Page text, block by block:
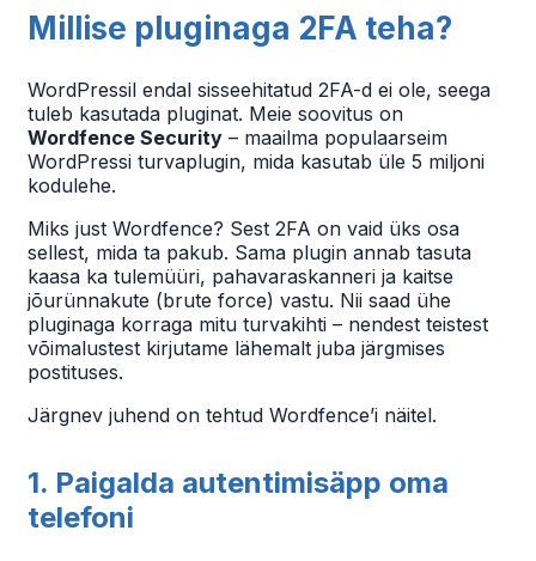
Millise pluginaga 2FA teha?
WordPressil endal sisseehitatud 2FA-d ei ole, seega
tuleb kasutada pluginat. Meie soovitus on
Wordfence Security – maailma populaarseim
WordPressi turvaplugin, mida kasutab üle 5 miljoni
kodulehe.
Miks just Wordfence? Sest 2FA on vaid üks osa
sellest, mida ta pakub. Sama plugin annab tasuta
kaasa ka tulemüüri, pahavaraskanneri ja kaitse
jõurünnakute (brute force) vastu. Nii saad ühe
pluginaga korraga mitu turvakihti – nendest teistest
võimalustest kirjutame lähemalt juba järgmises
postituses.
Järgnev juhend on tehtud Wordfence’i näitel.
1. Paigalda autentimisäpp oma
telefoni